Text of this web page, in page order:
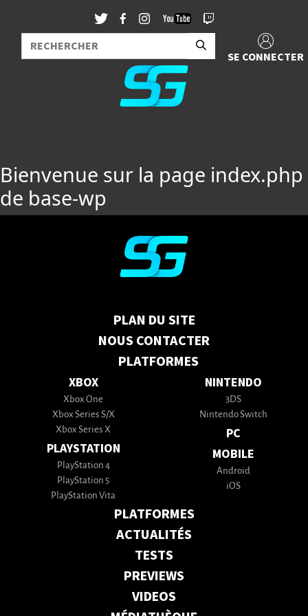
SE CONNECTER
Bienvenue sur la page index.php
de base-wp
PLAN DU SITE
NOUS CONTACTER
PLATFORMES
XBOX
Xbox One
Xbox Series S/X
Xbox Series X
PLAYSTATION
PlayStation 4
PlayStation 5
PlayStation Vita
NINTENDO
3DS
Nintendo Switch
PC
MOBILE
Android
iOS
PLATFORMES
ACTUALITÉS
TESTS
PREVIEWS
VIDEOS